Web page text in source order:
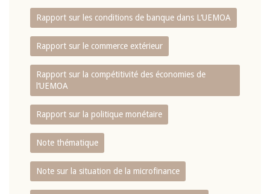
Rapport sur les conditions de banque dans L‘UEMOA
Rapport sur le commerce extérieur
Rapport sur la compétitivité des économies de
l‘UEMOA
Rapport sur la politique monétaire
Note thématique
Note sur la situation de la microfinance